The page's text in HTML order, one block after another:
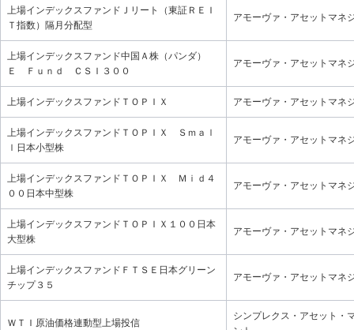
上場インデックスファンドＪリート（東証ＲＥＩ
Ｔ指数）隔月分配型
アモーヴァ・アセットマネ
上場インデックスファンド中国Ａ株（パンダ）
Ｅ Ｆｕｎｄ ＣＳＩ３００
アモーヴァ・アセットマネ
上場インデックスファンドＴＯＰＩＸ アモーヴァ・アセットマネ
上場インデックスファンドＴＯＰＩＸ Ｓｍａｌ
ｌ日本小型株
アモーヴァ・アセットマネ
上場インデックスファンドＴＯＰＩＸ Ｍｉｄ４
００日本中型株
アモーヴァ・アセットマネ
上場インデックスファンドＴＯＰＩＸ１００日本
大型株
アモーヴァ・アセットマネ
上場インデックスファンドＦＴＳＥ日本グリーン
チップ３５
アモーヴァ・アセットマネ
ＷＴＩ原油価格連動型上場投信
シンプレクス・アセット・